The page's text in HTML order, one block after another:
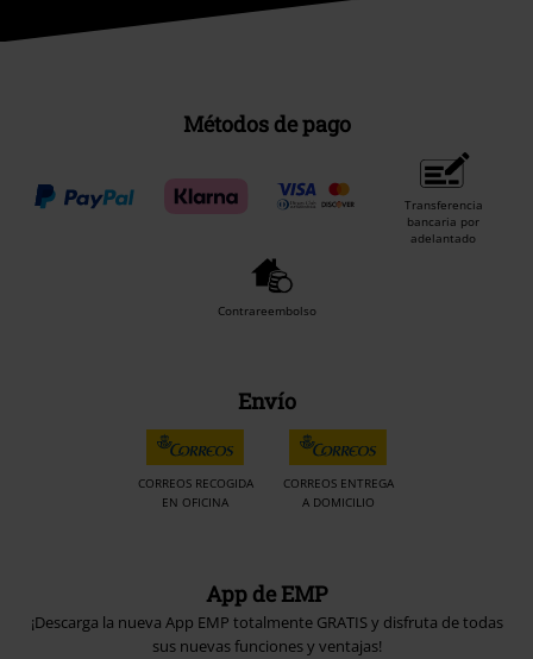
Métodos de pago
Transferencia
bancaria por
adelantado
Contrareembolso
Envío
CORREOS RECOGIDA
EN OFICINA
CORREOS ENTREGA
A DOMICILIO
App de EMP
¡Descarga la nueva App EMP totalmente GRATIS y disfruta de todas
sus nuevas funciones y ventajas!